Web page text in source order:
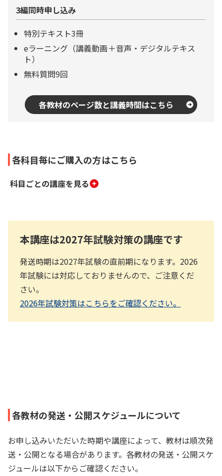
3編同時申し込み
特別テキスト3冊
eラーニング（講義動画＋音声・デジタルテキス
ト）
無料質問9回
各教材のページ数と講義時間はこちら
各科目毎にご購入の方はこちら
科目ごとの講座を見る
本講座は2027年試験対策の講座です
発送時期は2027年試験の直前期になります。2026
年試験には対応しておりませんので、ご注意くだ
さい。
2026年試験対策はこちらをご確認ください。
各教材の発送・公開スケジュールについて
お申し込みいただいた時期や講座によって、教材は順次発
送・公開となる場合があります。各教材の発送・公開スケ
ジュールは以下からご確認ください。